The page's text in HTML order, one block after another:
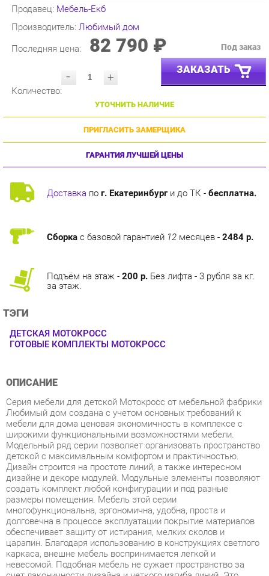
Производитель:Любимый дом
Последняя цена: 82 790 ₽
- +
ЗАКАЗАТЬ
УТОЧНИТЬ НАЛИЧИЕ
ПРИГЛАСИТЬ ЗАМЕРЩИКА
ГАРАНТИЯ ЛУЧШЕЙ ЦЕНЫ
Доставкапог. Екатеринбурги до ТК -бесплатна.
Подъём на этаж - 200 р.
Без лифта - 3 рубля за кг.
ТЭГИ
ГОТОВЫЕ КОМПЛЕКТЫ МОТОКРОСС
ОПИСАНИЕ
мебели для дома ценовая экономичность в комплексе с
широкими функциональными возможностями мебели.
Модельный ряд серии позволяет организовать пространство
детской с максимальным комфортом и практичностью.
Дизайн строится на простоте линий, а также интересном
дизайне и декоре модулей. Модульные элементы позволяют
создать комплект любой конфигурации и под разные
размеры помещения. Мебель этой серии
многофункциональна, эргономична, удобна, проста и
долговечна в процессе эксплуатации покрытие материалов
обеспечивает защиту от истирания, мелких сколов и
царапин. Благодаря использованию в конструкциях светлого
каркаса, внешне мебель воспринимается легкой и
невесомой. Подобная мебель не сужает пространство за
счет лаконичности дизайна и четкого изгиба линий. Это
отличное решение для обеспечения комфортных условий для
учебы и отдыха.
Условия покупки